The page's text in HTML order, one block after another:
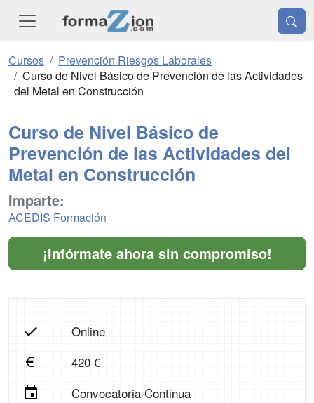
Cursos
Prevención Riesgos Laborales
Curso de Nivel Básico de Prevención de las Actividades
del Metal en Construcción
Curso de Nivel Básico de
Prevención de las Actividades del
Metal en Construcción
Imparte:
ACEDIS Formación
¡Infórmate ahora sin compromiso!
Online
420 €
Convocatoria Continua